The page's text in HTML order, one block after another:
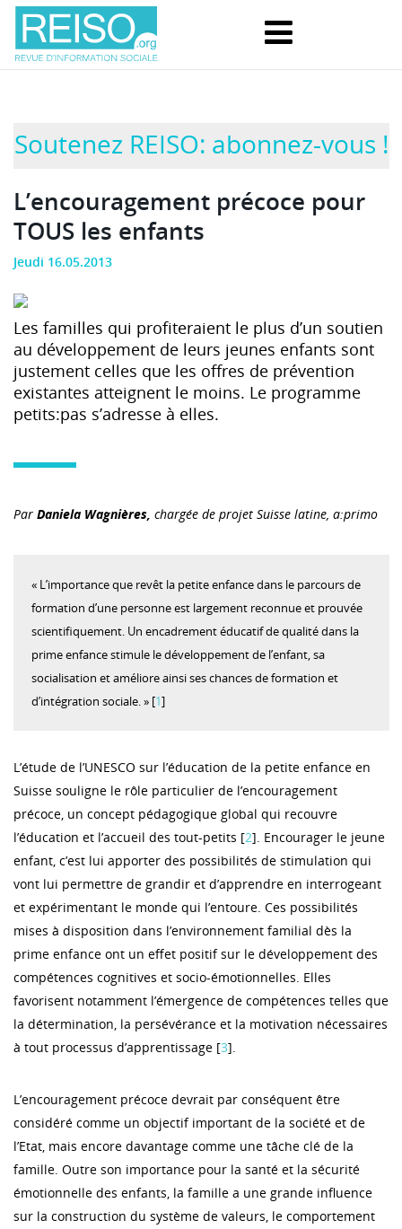
Soutenez REISO: abonnez-vous !
L’encouragement précoce pour
TOUS les enfants
Jeudi 16.05.2013
Les familles qui profiteraient le plus d’un soutien
au développement de leurs jeunes enfants sont
justement celles que les offres de prévention
existantes atteignent le moins. Le programme
petits:pas s’adresse à elles.
Par Daniela Wagnières, chargée de projet Suisse latine, a:primo
« L’importance que revêt la petite enfance dans le parcours de
formation d’une personne est largement reconnue et prouvée
scientifiquement. Un encadrement éducatif de qualité dans la
prime enfance stimule le développement de l’enfant, sa
socialisation et améliore ainsi ses chances de formation et
d’intégration sociale. » [1]
L’étude de l’UNESCO sur l’éducation de la petite enfance en
Suisse souligne le rôle particulier de l’encouragement
précoce, un concept pédagogique global qui recouvre
l’éducation et l’accueil des tout-petits [2]. Encourager le jeune
enfant, c’est lui apporter des possibilités de stimulation qui
vont lui permettre de grandir et d’apprendre en interrogeant
et expérimentant le monde qui l’entoure. Ces possibilités
mises à disposition dans l’environnement familial dès la
prime enfance ont un effet positif sur le développement des
compétences cognitives et socio-émotionnelles. Elles
favorisent notamment l’émergence de compétences telles que
la détermination, la persévérance et la motivation nécessaires
à tout processus d’apprentissage [3].
L’encouragement précoce devrait par conséquent être
considéré comme un objectif important de la société et de
l’Etat, mais encore davantage comme une tâche clé de la
famille. Outre son importance pour la santé et la sécurité
émotionnelle des enfants, la famille a une grande influence
sur la construction du système de valeurs, le comportement